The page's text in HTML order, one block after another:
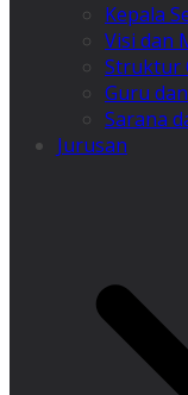
Kepala
Visi dan
Struktur
Guru
Sarana
Jurusan